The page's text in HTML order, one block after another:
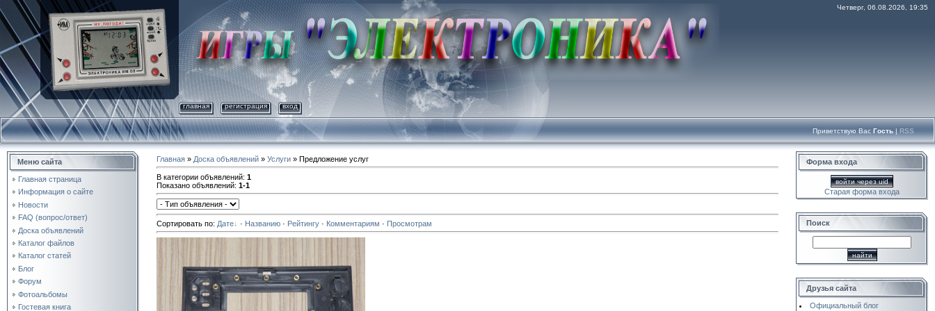
Четверг, 06.08.2026, 19:35
главная регистрация вход
Приветствую Вас Гость | RSS
Меню сайта
Главная страница
Информация о сайте
Новости
FAQ (вопрос/ответ)
Доска объявлений
Каталог файлов
Каталог статей
Блог
Форум
Фотоальбомы
Гостевая книга
Главная » Доска объявлений » Услуги » Предложение услуг
В категории объявлений: 1
Показано объявлений: 1-1
Сортировать по: Дате · Названию · Рейтингу · Комментариям · Просмотрам
Форма входа
войти через uid
Старая форма входа
Поиск
Друзья сайта
Официальный блог